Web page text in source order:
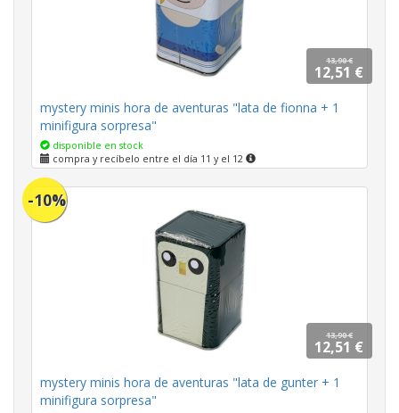
13,90 €
12,51 €
mystery minis hora de aventuras "lata de fionna + 1
minifigura sorpresa"
disponible en stock
compra y recíbelo entre el día 11 y el 12
-10%
13,90 €
12,51 €
mystery minis hora de aventuras "lata de gunter + 1
minifigura sorpresa"